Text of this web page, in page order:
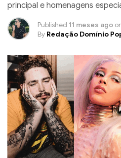
principal e homenagens
Published 11 meses ago
By Redação Domínio